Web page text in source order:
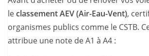
leclassement AEV (Air-Eau-Vent),
organismes publics comme le CSTB.
attribue une note de A1 à A4 :